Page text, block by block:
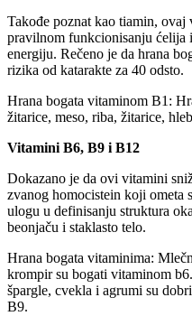
Takođe poznat kao tiamin,
pravilnom funkcionisanju ćelija
energiju. Rečeno je da hrana
rizika od katarakte za 40 odsto.
Hrana bogata vitaminom B1:
žitarice, meso, riba, žitarice,
Vitamini B6, B9 i B12
Dokazano je da ovi vitamini
zvanog homocistein koji ometa
ulogu u definisanju struktura
beonjaču i staklasto telo.
Hrana bogata vitaminima:
krompir su bogati vitaminom
špargle, cvekla i agrumi su
B9.